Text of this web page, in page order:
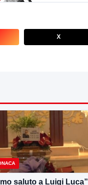
X
saluto a Luigi Luca”